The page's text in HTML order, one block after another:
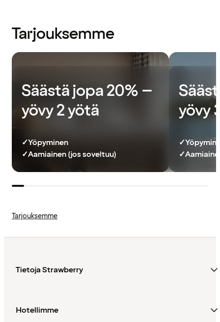
Tarjouksemme
Säästä jopa 20% –
yövy 2 yötä
✓Yöpyminen
✓Aamiainen (jos soveltuu)
yövy
✓
✓
Tarjouksemme
Tietoja Strawberry
Hotellimme